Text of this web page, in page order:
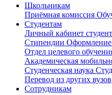
Школьникам
Приёмная комиссия
Студентам
Личный кабинет
Стипендии Оформление
Отдел целевого
Академическая
Студенческая наука
Перевод из других вузов
Сотрудникам